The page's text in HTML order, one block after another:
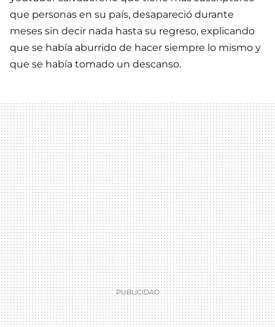
que personas en su país, desapareció durante
meses sin decir nada hasta su regreso, explicando
que se había aburrido de hacer siempre lo mismo y
que se había tomado un descanso.